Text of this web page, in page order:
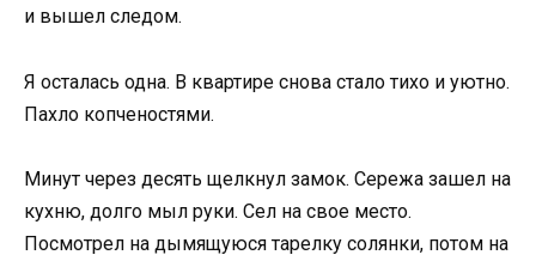
и вышел следом.
Я осталась одна. В квартире снова стало тихо и уютно.
Пахло копченостями.
Минут через десять щелкнул замок. Сережа зашел на
кухню, долго мыл руки. Сел на свое место.
Посмотрел на дымящуюся тарелку солянки, потом на